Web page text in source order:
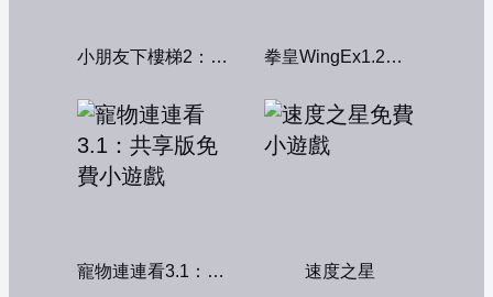
小朋友下樓梯2：中文版 拳皇WingEx1.2雙人版
寵物連連看3.1：共享版 速度之星